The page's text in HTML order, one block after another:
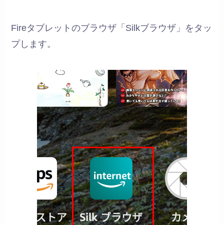
Fireタブレットのブラウザ「Silkブラウザ」をタッ
プします。